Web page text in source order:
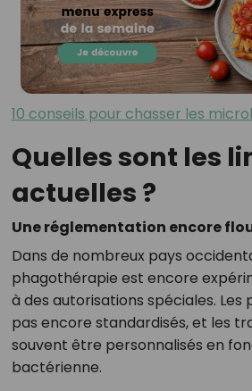
10 conseils pour chasser les
Quelles sont les
actuelles ?
Une réglementation encore
Dans de nombreux pays
phagothérapie est encore
à des autorisations spéciales.
pas encore standardisés, et les
souvent être personnalisés en
bactérienne.